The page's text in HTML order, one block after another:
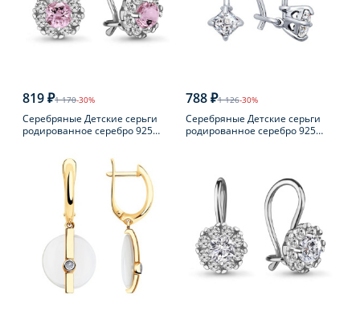
819 ₽1 170-30%
Серебряные Детские серьги
родированное серебро 925
788 ₽1 126-30%
Серебряные Детские серьги
родированное серебро 925